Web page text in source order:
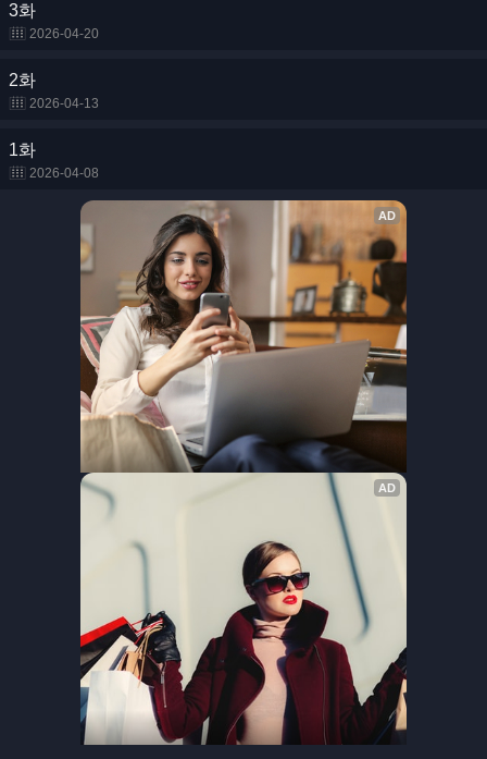
3화
2026-04-20
2화
2026-04-13
1화
2026-04-08